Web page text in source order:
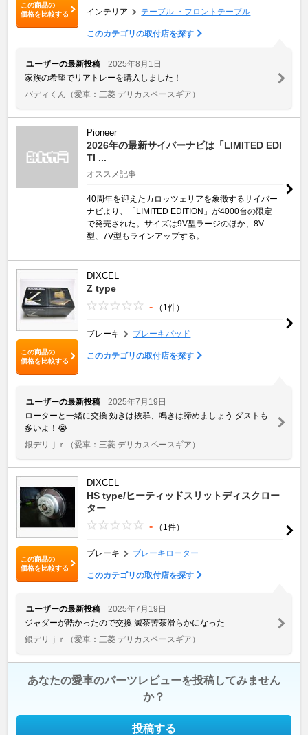
この商品の
価格を比較する
インテリア テーブル ・フロントテーブル
このカテゴリの取付店を探す
ユーザーの最新投稿
2025年8月1日
家族の希望でリアトレーを購入しました！
バディくん （愛車：三菱 デリカスペースギア）
Pioneer
2026年の最新サイバーナビは「LIMITED EDI
TI ...
オススメ記事
40周年を迎えたカロッツェリアを象徴するサイバー
ナビより、「LIMITED EDITION」が4000台の限定
で発売された。サイズは9V型ラージのほか、8V
型、7V型もラインアップする。
この商品の
価格を比較する
DIXCEL
Z type
- （1件）
ブレーキ ブレーキパッド
このカテゴリの取付店を探す
ユーザーの最新投稿
2025年7月19日
ローターと一緒に交換 効きは抜群、鳴きは諦めましょう ダストも
多いよ！😭
銀デリｊｒ
（愛車：三菱 デリカスペースギア）
この商品の
価格を比較する
DIXCEL
HS type/ヒーティッドスリットディスクロー
ター
- （1件）
ブレーキ ブレーキローター
このカテゴリの取付店を探す
ユーザーの最新投稿
2025年7月19日
ジャダーが酷かったので交換 滅茶苦茶滑らかになった
銀デリｊｒ
（愛車：三菱 デリカスペースギア）
あなたの愛車のパーツレビューを投稿してみません
か？
投稿する